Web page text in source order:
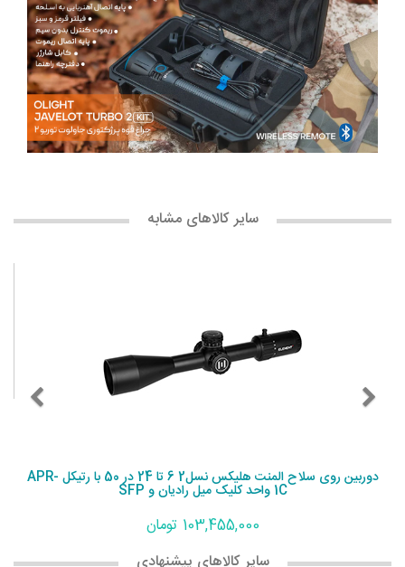
سایر کالاهای مشابه
دوربین روی سلاح المنت هلیکس نسل2 6 تا 24 در 50 با رتیکل APR-
1C واحد کلیک میل رادیان و SFP
103,455,000 تومان
سایر کالاهای پیشنهادی